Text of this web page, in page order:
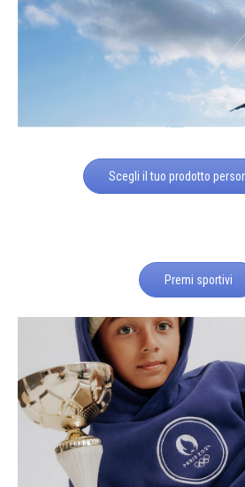
Scegli il tuo prodotto
Premi sportivi